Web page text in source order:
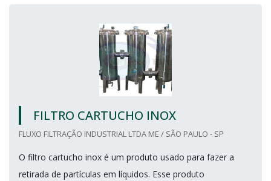
FILTRO CARTUCHO INOX
FLUXO FILTRAÇÃO INDUSTRIAL LTDA ME / SÃO PAULO - SP
O filtro cartucho inox é um produto usado para fazer a
retirada de partículas em líquidos. Esse produto